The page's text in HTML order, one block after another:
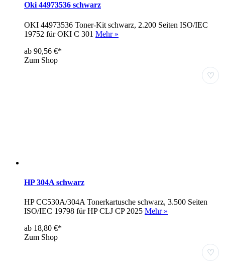
Oki 44973536 schwarz
OKI 44973536 Toner-Kit schwarz, 2.200 Seiten ISO/IEC
19752 für OKI C 301 Mehr »
ab 90,56 €*
Zum Shop
♡
HP 304A schwarz
HP CC530A/304A Tonerkartusche schwarz, 3.500 Seiten
ISO/IEC 19798 für HP CLJ CP 2025 Mehr »
ab 18,80 €*
Zum Shop
♡